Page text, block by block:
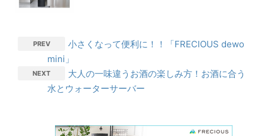
PREV
小さくなって便利に！！「FRECIOUS dewo
mini」
NEXT
大人の一味違うお酒の楽しみ方！お酒に合う
水とウォーターサーバー